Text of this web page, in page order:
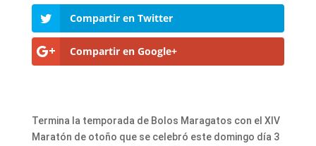
Compartir en Twitter
Compartir en Google+
Termina la temporada de Bolos Maragatos con el XIV
Maratón de otoño que se celebró este domingo día 3